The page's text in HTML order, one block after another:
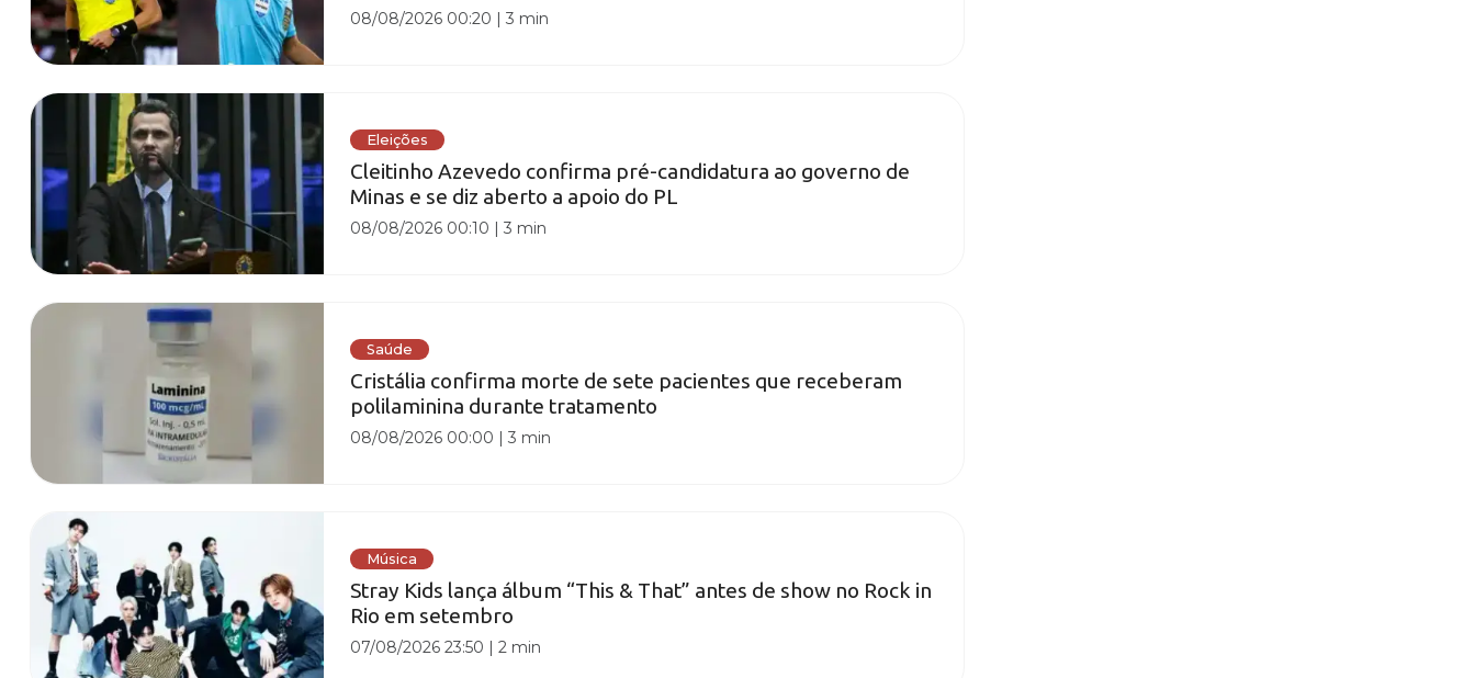
08/08/2026 00:20 |3 min
Eleições
Cleitinho Azevedo confirma pré-candidatura ao governo de
Minas e se diz aberto a apoio do PL
08/08/2026 00:10 |3 min
Saúde
Cristália confirma morte de sete pacientes que receberam
polilaminina durante tratamento
08/08/2026 00:00 |3 min
Música
Stray Kids lança álbum “This & That” antes de show no Rock in
Rio em setembro
07/08/2026 23:50 |2 min